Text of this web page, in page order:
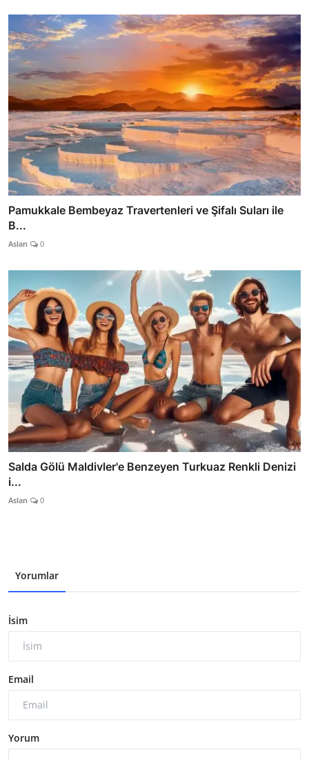
Pamukkale Bembeyaz Travertenleri ve Şifalı Suları ile
B...
Aslan 0
Salda Gölü Maldivler'e Benzeyen Turkuaz Renkli Denizi
i...
Aslan 0
Yorumlar
İsim
Email
Yorum